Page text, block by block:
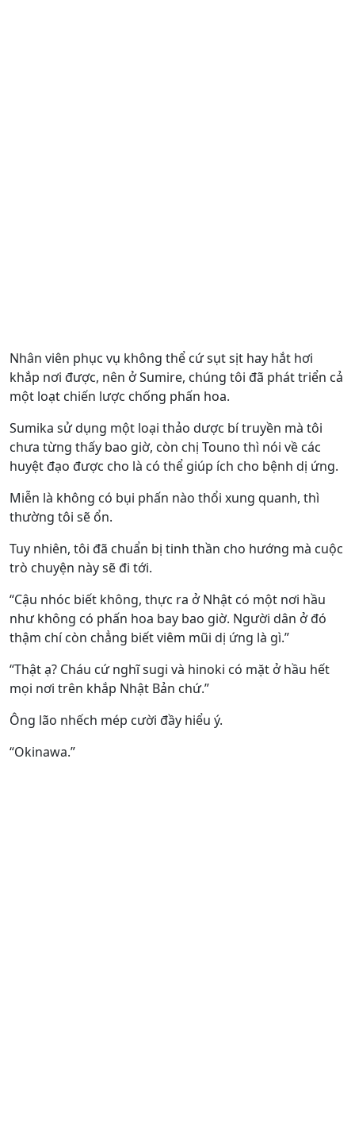
Nhân viên phục vụ không thể cứ sụt sịt hay hắt hơi
khắp nơi được, nên ở Sumire, chúng tôi đã phát triển cả
một loạt chiến lược chống phấn hoa.
Sumika sử dụng một loại thảo dược bí truyền mà tôi
chưa từng thấy bao giờ, còn chị Touno thì nói về các
huyệt đạo được cho là có thể giúp ích cho bệnh dị ứng.
Miễn là không có bụi phấn nào thổi xung quanh, thì
thường tôi sẽ ổn.
Tuy nhiên, tôi đã chuẩn bị tinh thần cho hướng mà cuộc
trò chuyện này sẽ đi tới.
“Cậu nhóc biết không, thực ra ở Nhật có một nơi hầu
như không có phấn hoa bay bao giờ. Người dân ở đó
thậm chí còn chẳng biết viêm mũi dị ứng là gì.”
“Thật ạ? Cháu cứ nghĩ sugi và hinoki có mặt ở hầu hết
mọi nơi trên khắp Nhật Bản chứ.”
Ông lão nhếch mép cười đầy hiểu ý.
“Okinawa.”